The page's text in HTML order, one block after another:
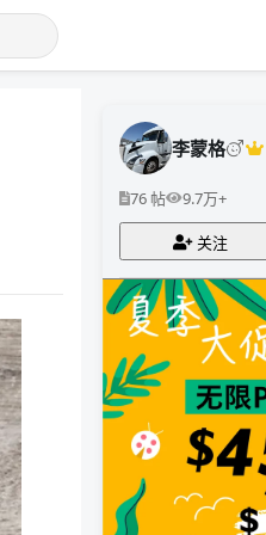
李蒙格
76 帖 9.7万+
关注